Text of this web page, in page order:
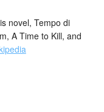
novel, Tempo di
A Time to Kill, and